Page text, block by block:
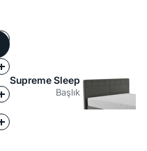
Supreme Sleep
Başlık